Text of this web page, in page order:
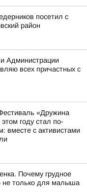
посетил с
район
Администрации
всех причастных с
«Дружина
году стал по-
вместе с активистами
Почему грудное
не только для малыша